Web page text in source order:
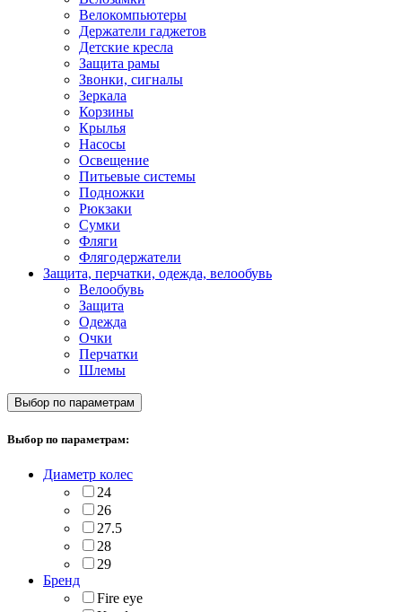
Велокомпьютеры
Держатели гаджетов
Детские кресла
Защита рамы
Звонки, сигналы
Зеркала
Корзины
Крылья
Насосы
Освещение
Питьевые системы
Подножки
Рюкзаки
Сумки
Фляги
Флягодержатели
Защита, перчатки, одежда, велообувь
Велообувь
Защита
Одежда
Очки
Перчатки
Шлемы
Выбор по параметрам
Выбор по параметрам:
Диаметр колес
24
26
27.5
28
29
Бренд
Fire eye